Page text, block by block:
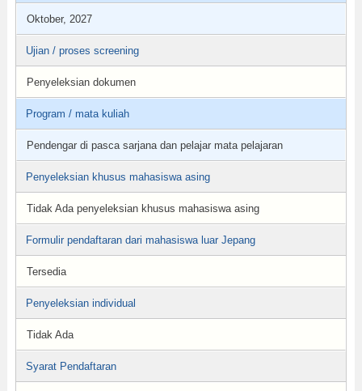
Oktober, 2027
Ujian / proses screening
Penyeleksian dokumen
Program / mata kuliah
Pendengar di pasca sarjana dan pelajar mata pelajaran
Penyeleksian khusus mahasiswa asing
Tidak Ada penyeleksian khusus mahasiswa asing
Formulir pendaftaran dari mahasiswa luar Jepang
Tersedia
Penyeleksian individual
Tidak Ada
Syarat Pendaftaran